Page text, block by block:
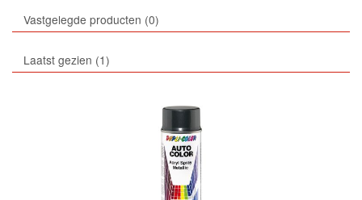
Vastgelegde producten 0
Laatst gezien 1